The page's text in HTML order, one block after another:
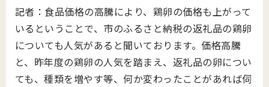
記者：食品価格の高騰により、鶏卵の価格も上がって
いるということで、市のふるさと納税の返礼品の鶏卵
についても人気があると聞いております。価格高騰
と、昨年度の鶏卵の人気を踏まえ、返礼品の卵につい
ても、種類を増やす等、何か変わったことがあれば伺